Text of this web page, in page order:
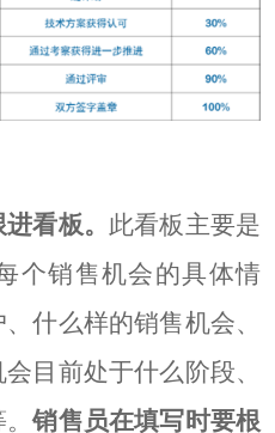
看板。 此看板主要是
个销售机会的具体情
什么样的销售机会、
目前处于什么阶段、
。销售员在填写时要根